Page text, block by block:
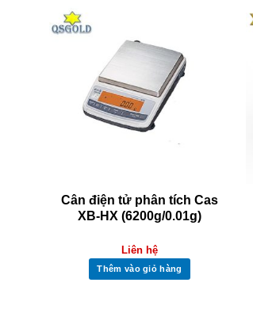
Cân điện tử phân tích Cas
XB-HX (6200g/0.01g)
Liên hệ
Thêm vào giỏ hàng